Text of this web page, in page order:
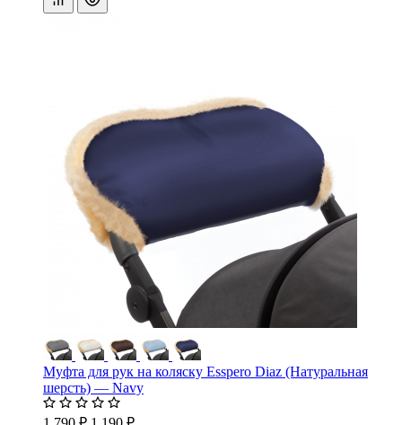
Муфта для рук на коляску Esspero Diaz (Натуральная
шерсть) — Navy